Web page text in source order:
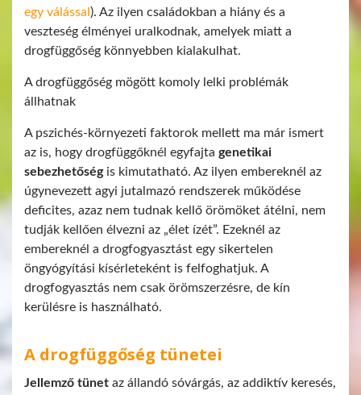
egy válással ). Az ilyen családokban a hiány és a
veszteség élményei uralkodnak, amelyek miatt a
drogfüggőség könnyebben kialakulhat.
A drogfüggőség mögött komoly lelki problémák
állhatnak
A pszichés-környezeti faktorok mellett ma már ismert
az is, hogy drogfüggőknél egyfajta genetikai
sebezhetőségis kimutatható. Az ilyen embereknél az
úgynevezett agyi jutalmazó rendszerek működése
deficites, azaz nem tudnak kellő örömöket átélni, nem
tudják kellően élvezni az „élet ízét”. Ezeknél az
embereknél a drogfogyasztást egy sikertelen
öngyógyítási kísérleteként is felfoghatjuk. A
drogfogyasztás nem csak örömszerzésre, de kín
kerülésre is használható.
A drogfüggőség tünetei
Jellemző tünet az állandó sóvárgás, az addiktív keresés,